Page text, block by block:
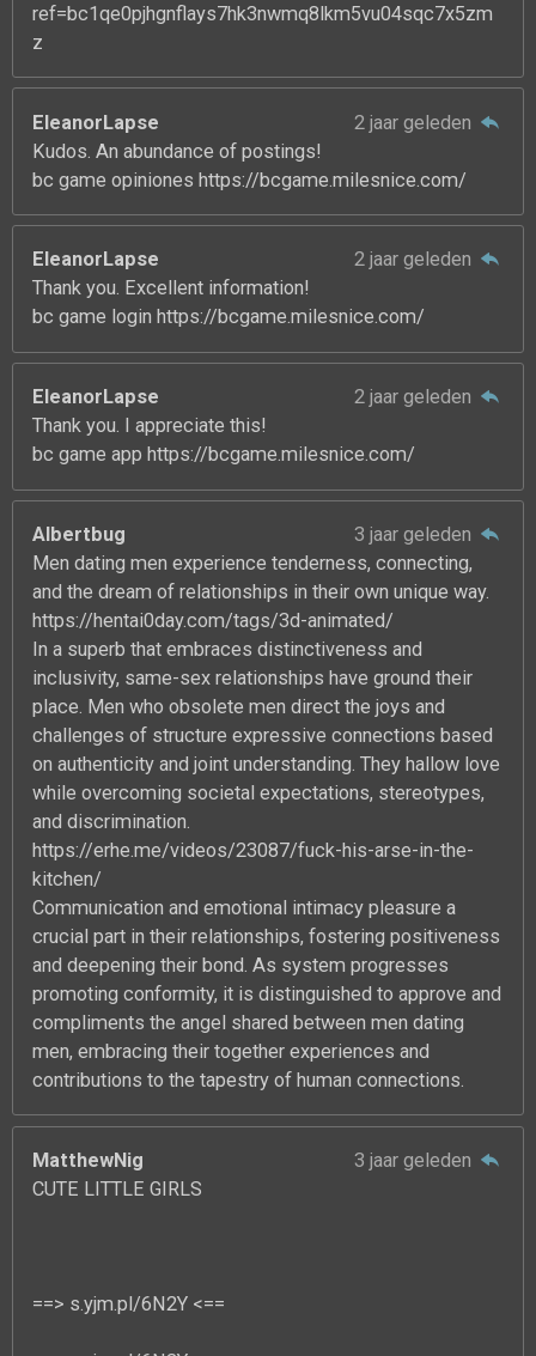
ref=bc1qe0pjhgnflays7hk3nwmq8lkm5vu04sqc7x5zm
z
EleanorLapse
2 jaar geleden
Kudos. An abundance of postings!
bc game opiniones https://bcgame.milesnice.com/
EleanorLapse
2 jaar geleden
Thank you. Excellent information!
bc game login https://bcgame.milesnice.com/
EleanorLapse
2 jaar geleden
Thank you. I appreciate this!
bc game app https://bcgame.milesnice.com/
Albertbug
3 jaar geleden
Men dating men experience tenderness, connecting,
and the dream of relationships in their own unique way.
https://hentai0day.com/tags/3d-animated/
In a superb that embraces distinctiveness and
inclusivity, same-sex relationships have ground their
place. Men who obsolete men direct the joys and
challenges of structure expressive connections based
on authenticity and joint understanding. They hallow love
while overcoming societal expectations, stereotypes,
and discrimination.
https://erhe.me/videos/23087/fuck-his-arse-in-the-
kitchen/
Communication and emotional intimacy pleasure a
crucial part in their relationships, fostering positiveness
and deepening their bond. As system progresses
promoting conformity, it is distinguished to approve and
compliments the angel shared between men dating
men, embracing their together experiences and
contributions to the tapestry of human connections.
MatthewNig
3 jaar geleden
CUTE LITTLE GIRLS
==> s.yjm.pl/6N2Y <==